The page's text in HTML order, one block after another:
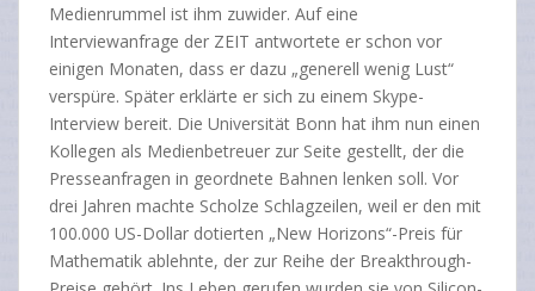
Medienrummel ist ihm zuwider. Auf eine
Interviewanfrage der ZEIT antwortete er schon vor
einigen Monaten, dass er dazu „generell wenig Lust“
verspüre. Später erklärte er sich zu einem Skype-
Interview bereit. Die Universität Bonn hat ihm nun einen
Kollegen als Medienbetreuer zur Seite gestellt, der die
Presseanfragen in geordnete Bahnen lenken soll. Vor
drei Jahren machte Scholze Schlagzeilen, weil er den mit
100.000 US-Dollar dotierten „New Horizons“-Preis für
Mathematik ablehnte, der zur Reihe der Breakthrough-